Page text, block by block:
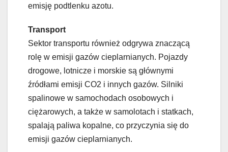
emisję podtlenku azotu.
Transport
Sektor transportu również odgrywa znaczącą
rolę w emisji gazów cieplarnianych. Pojazdy
drogowe, lotnicze i morskie są głównymi
źródłami emisji CO2 i innych gazów. Silniki
spalinowe w samochodach osobowych i
ciężarowych, a także w samolotach i statkach,
spalają paliwa kopalne, co przyczynia się do
emisji gazów cieplarnianych.